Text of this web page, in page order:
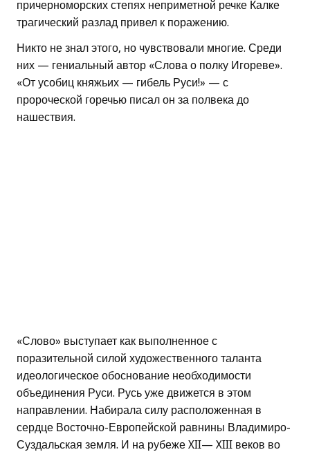
причерноморских степях неприметной речке Калке
трагический разлад привел к поражению.
Никто не знал этого, но чувствовали многие. Среди
них — гениальный автор «Слова о полку Игореве».
«От усобиц княжьих — гибель Руси!» — с
пророческой горечью писал он за полвека до
нашествия.
«Слово» выступает как выполненное с
поразительной силой художественного таланта
идеологическое обоснование необходимости
объединения Руси. Русь уже движется в этом
направлении. Набирала силу расположенная в
сердце Восточно-Европейской равнины Владимиро-
Суздальская земля. И на рубеже XII— XIII веков во